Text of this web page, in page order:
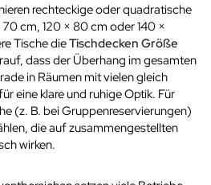
rechteckige oder quadratische
cm, 120 × 80 cm oder 140 ×
Tische dieTischdecken Größe
dass der Überhang im gesamten
in Räumen mit vielen gleich
eine klare und ruhige Optik. Für
(z. B. bei Gruppenreservierungen)
die auf zusammengestellten
wirken.